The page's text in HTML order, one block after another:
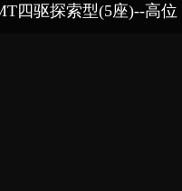
四驱探索型(5座)--高位